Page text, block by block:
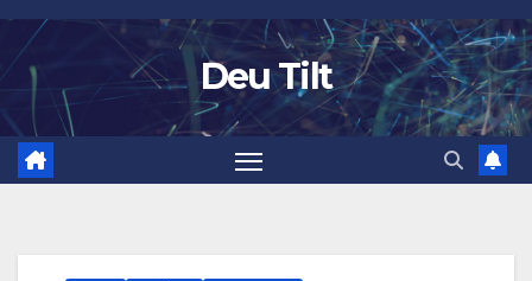
Skip
to
content
Deu Tilt